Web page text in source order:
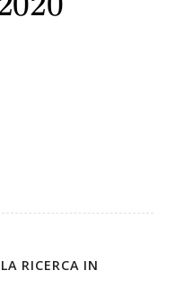
RICERCA IN